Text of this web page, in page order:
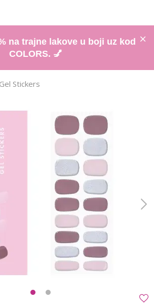
na trajne lakove u boji uz kod
COLORS. 💅
Stickers